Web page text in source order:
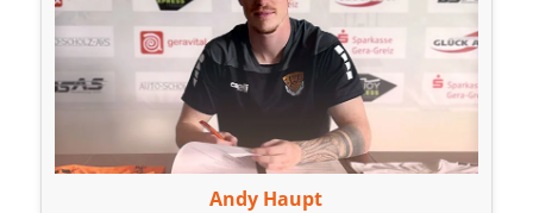
Andy Haupt